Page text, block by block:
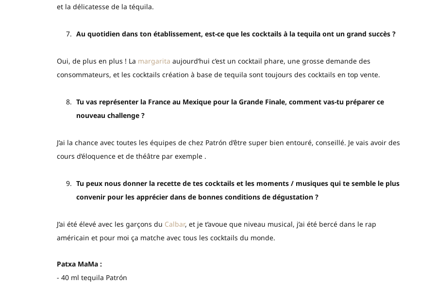
et la délicatesse de la téquila.
Au quotidien dans ton établissement, est-ce que les cocktails à la tequila ont un grand succès ?
Oui, de plus en plus ! La margarita aujourd’hui c’est un cocktail phare, une grosse demande des
consommateurs, et les cocktails création à base de tequila sont toujours des cocktails en top vente.
Tu vas représenter la France au Mexique pour la Grande Finale, comment vas-tu préparer ce
nouveau challenge ?
J’ai la chance avec toutes les équipes de chez Patrón d’être super bien entouré, conseillé. Je vais avoir des
cours d’éloquence et de théâtre par exemple .
Tu peux nous donner la recette de tes cocktails et les moments / musiques qui te semble le plus
convenir pour les apprécier dans de bonnes conditions de dégustation ?
J’ai été élevé avec les garçons du Calbar, et je t’avoue que niveau musical, j’ai été bercé dans le rap
américain et pour moi ça matche avec tous les cocktails du monde.
Patxa MaMa :
- 40 ml tequila Patrón